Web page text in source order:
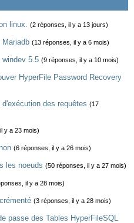
linux. (2 réponses, il y a 13 jours)
(13 réponses, il y a 6 mois)
5.5 (9 réponses, il y a 10 mois)
HyperFile Password Recovery
des requêtes (17
y a 23 mois)
(6 réponses, il y a 26 mois)
les noeuds (50 réponses, il y a 27 mois)
il y a 28 mois)
(3 réponses, il y a 28 mois)
passe des Tables HyperFileSQL